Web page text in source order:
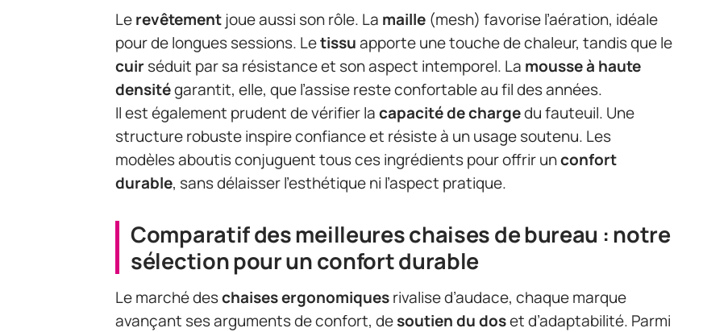
Lerevêtement joue aussi son rôle. La maille (mesh) favorise l’aération, idéale
pour de longues sessions. Letissuapporte une touche de chaleur, tandis que le
cuirséduit par sa résistance et son aspect intemporel. La mousse à haute
densitégarantit, elle, que l’assise reste confortable au fil des années.
Il est également prudent de vérifier lacapacité de chargedu fauteuil. Une
structure robuste inspire confiance et résiste à un usage soutenu. Les
modèles aboutis conjuguent tous ces ingrédients pour offrir unconfort
durable, sans délaisser l’esthétique ni l’aspect pratique.
Comparatif des meilleures chaises de bureau : notre
sélection pour un confort durable
Le marché deschaises ergonomiquesrivalise d’audace, chaque marque
avançant ses arguments de confort, desoutien du doset d’adaptabilité. Parmi